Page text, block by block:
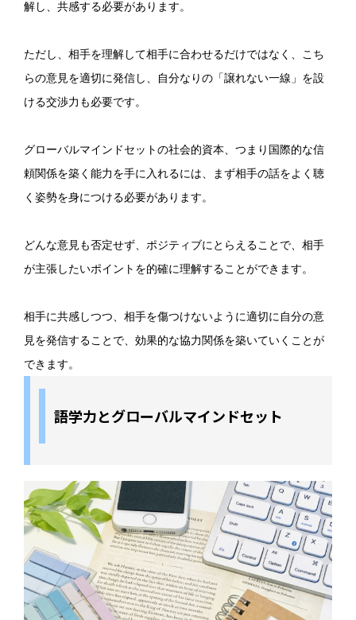
解し、共感する必要があります。
ただし、相手を理解して相手に合わせるだけではなく、こち
らの意見を適切に発信し、自分なりの「譲れない一線」を設
ける交渉力も必要です。
グローバルマインドセットの社会的資本、つまり国際的な信
頼関係を築く能力を手に入れるには、まず相手の話をよく聴
く姿勢を身につける必要があります。
どんな意見も否定せず、ポジティブにとらえることで、相手
が主張したいポイントを的確に理解することができます。
相手に共感しつつ、相手を傷つけないように適切に自分の意
見を発信することで、効果的な協力関係を築いていくことが
できます。
語学力とグローバルマインドセット